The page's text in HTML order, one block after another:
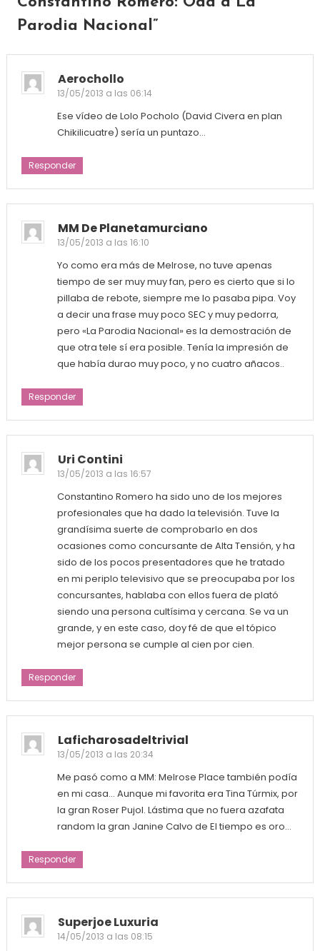
Parodia Nacional”
Aerochollo
13/05/2013 a las 06:14
Ese vídeo de Lolo Pocholo (David Civera en plan
Chikilicuatre) sería un puntazo…
Responder
MM De Planetamurciano
13/05/2013 a las 16:10
Yo como era más de Melrose, no tuve apenas
tiempo de ser muy muy fan, pero es cierto que si lo
pillaba de rebote, siempre me lo pasaba pipa. Voy
a decir una frase muy poco SEC y muy pedorra,
pero «La Parodia Nacional» es la demostración de
que otra tele sí era posible. Tenía la impresión de
que había durao muy poco, y no cuatro añacos..
Responder
Uri Contini
13/05/2013 a las 16:57
Constantino Romero ha sido uno de los mejores
profesionales que ha dado la televisión. Tuve la
grandísima suerte de comprobarlo en dos
ocasiones como concursante de Alta Tensión, y ha
sido de los pocos presentadores que he tratado
en mi periplo televisivo que se preocupaba por los
concursantes, hablaba con ellos fuera de plató
siendo una persona cultísima y cercana. Se va un
grande, y en este caso, doy fé de que el tópico
mejor persona se cumple al cien por cien.
Responder
Laficharosadeltrivial
13/05/2013 a las 20:34
Me pasó como a MM: Melrose Place también podía
en mi casa… Aunque mi favorita era Tina Túrmix, por
la gran Roser Pujol. Lástima que no fuera azafata
random la gran Janine Calvo de El tiempo es oro…
Responder
Superjoe Luxuria
14/05/2013 a las 08:15